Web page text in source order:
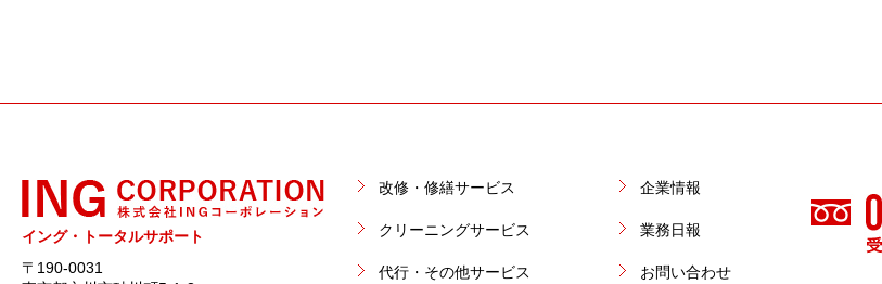
イング・トータルサポート
〒190-0031
改修・修繕サービス
クリーニングサービス
代行・その他サービス
企業情報
業務日報
お問い合わせ